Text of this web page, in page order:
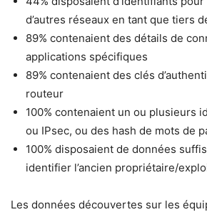
d’autres réseaux en tant que tiers
89% contenaient des détails de
applications spécifiques
89% contenaient des clés
routeur
100% contenaient un ou plusieurs
ou IPsec, ou des hash de mots de
100% disposaient de données
identifier l’ancien propriétaire/
Les données découvertes sur les